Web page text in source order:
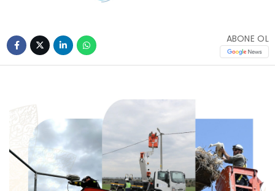
ABONE OL